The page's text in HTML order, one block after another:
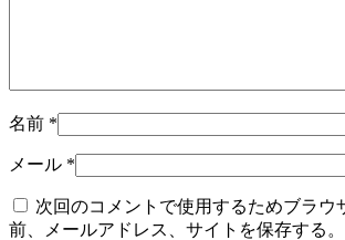
名前 *
メール *
次回のコメントで使用するためブラウ
前、メールアドレス、サイトを保存する。